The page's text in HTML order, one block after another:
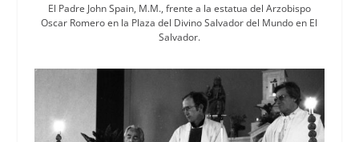
El Padre John Spain, M.M., frente a la estatua del Arzobispo
Oscar Romero en la Plaza del Divino Salvador del Mundo en El
Salvador.